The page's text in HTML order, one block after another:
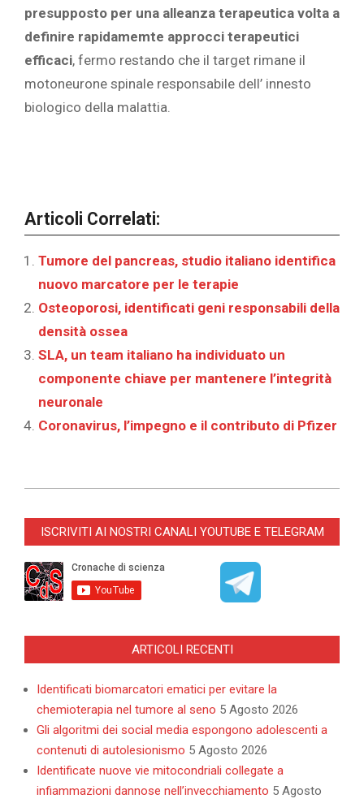
presupposto per una alleanza terapeutica volta a
definire rapidamemte approcci terapeutici
efficaci, fermo restando che il target rimane il
motoneurone spinale responsabile dell’ innesto
biologico della malattia.
Articoli Correlati:
Tumore del pancreas, studio italiano identifica
nuovo marcatore per le terapie
Osteoporosi, identificati geni responsabili della
densità ossea
SLA, un team italiano ha individuato un
componente chiave per mantenere l’integrità
neuronale
Coronavirus, l’impegno e il contributo di Pfizer
12-
ISCRIVITI AI NOSTRI CANALI YOUTUBE E TELEGRAM
ARTICOLI RECENTI
Identificati biomarcatori ematici per evitare la
chemioterapia nel tumore al seno 5 Agosto 2026
Gli algoritmi dei social media espongono adolescenti a
contenuti di autolesionismo 5 Agosto 2026
Identificate nuove vie mitocondriali collegate a
infiammazioni dannose nell’invecchiamento 5 Agosto